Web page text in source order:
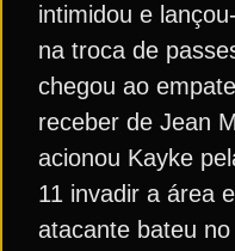
intimidou e
na troca de
chegou ao
receber de Jean
acionou Kayke
11 invadir a área
atacante bateu